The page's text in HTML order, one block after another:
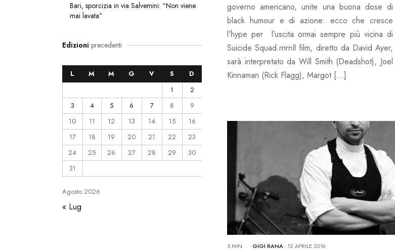
governo americano, unite una buona dose di
black humour e di azione: ecco che cresce
l’hype per l’uscita ormai sempre più vicina di
Suicide Squad.rnrnIl film, diretto da David Ayer,
sarà interpretato da Will Smith (Deadshot), Joel
Kinnaman (Rick Flagg), Margot […]
GIGI RANA-12 APRILE 2016
5 MIN
Bari, sporcizia in via Salvemini: “Non viene
mai lavata”
Edizioni precedenti
Agosto2026
L M M G V S
D
1
2
3
4 5 6 7 8
9
10
11 12 13 14 15
16
17
18 19 20 21 22
23
24
25 26 27 28 29
30
31
« Lug